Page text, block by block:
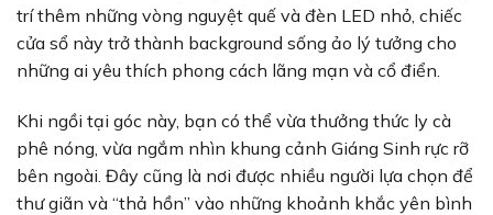
trí thêm những vòng nguyệt quế và đèn LED nhỏ, chiếc
cửa sổ này trở thành background sống ảo lý tưởng cho
những ai yêu thích phong cách lãng mạn và cổ điển.
Khi ngồi tại góc này, bạn có thể vừa thưởng thức ly cà
phê nóng, vừa ngắm nhìn khung cảnh Giáng Sinh rực rỡ
bên ngoài. Đây cũng là nơi được nhiều người lựa chọn để
thư giãn và “thả hồn” vào những khoảnh khắc yên bình